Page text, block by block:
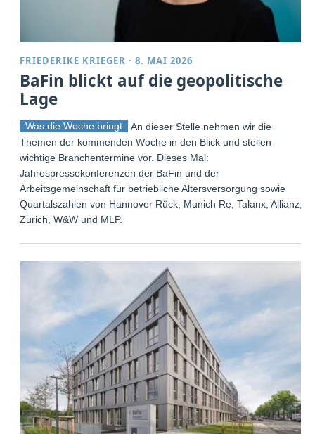
FRIEDERIKE KRIEGER ·8. MAI 2026
BaFin blickt auf die geopolitische
Lage
Was die Woche bringt
An dieser Stelle nehmen wir die
Themen der kommenden Woche in den Blick und stellen
wichtige Branchentermine vor. Dieses Mal:
Jahrespressekonferenzen der BaFin und der
Arbeitsgemeinschaft für betriebliche Altersversorgung sowie
Quartalszahlen von Hannover Rück, Munich Re, Talanx, Allianz,
Zurich, W&W und MLP.